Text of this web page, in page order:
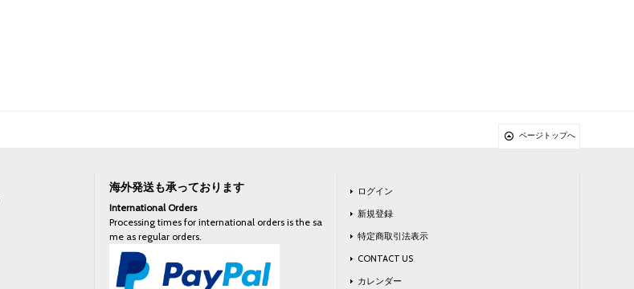
ページトップへ
海外発送も承っております
International Orders
Processing times for international orders is the sa
me as regular orders.
ログイン
新規登録
特定商取引法表示
CONTACT US
カレンダー